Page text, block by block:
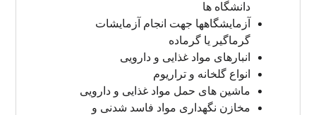
دانشگاه ها
آزمایشگاهها جهت انجام آزمایشات
گرماگیر یا گرماده
انبارهای مواد غذایی و دارویی
انواع گلخانه و تراریوم
ماشین های حمل مواد غذایی و دارویی
مخازن نگهداری مواد فاسد شدنی و